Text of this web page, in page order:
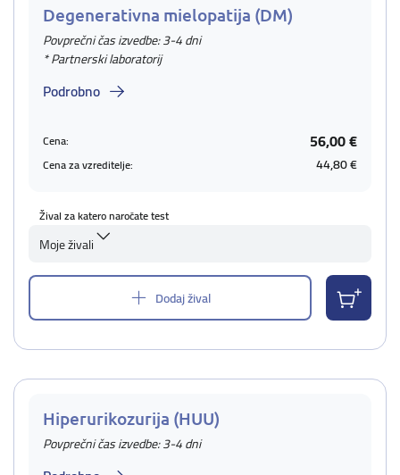
Degenerativna mielopatija (DM)
Povprečni čas izvedbe: 3-4 dni
* Partnerski laboratorij
Podrobno
Cena: 56,00 €
Cena za vzreditelje: 44,80 €
Žival za katero naročate test
Moje živali
Dodaj žival
Hiperurikozurija (HUU)
Povprečni čas izvedbe: 3-4 dni